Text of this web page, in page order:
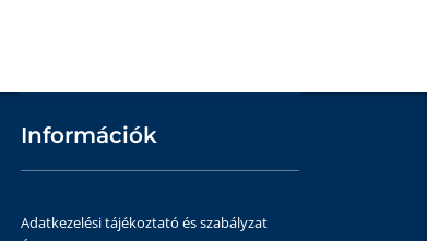
Információk
Adatkezelési tájékoztató és szabályzat